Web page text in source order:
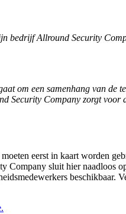
bedrijfAllround Security
om een samenhang van de
Security Company zorgt voor
eerst in kaart worden
sluit hier naadloos
beschikbaar.